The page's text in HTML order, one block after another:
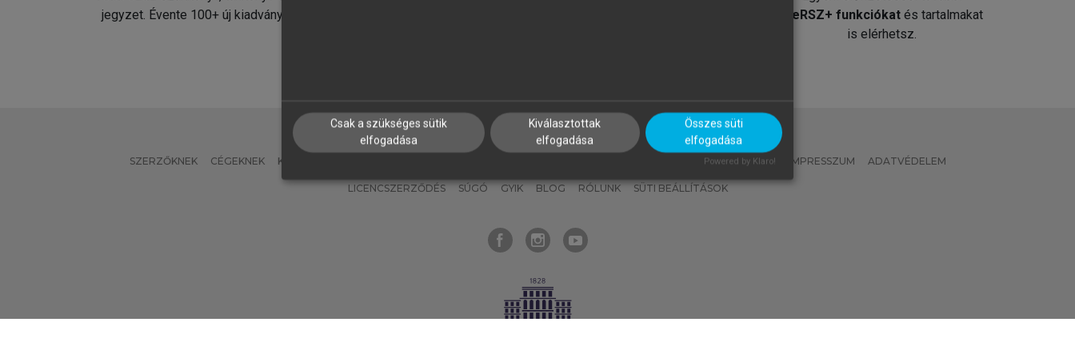
jegyzet. Évente 100+ új kiadvány.
MeRSZ+ funkciókat és tartalmakat
is elérhetsz.
SZERZŐKNEK CÉGEKNEK KÖNYVTÁROSOKNAK MI – ÁLTALÁNOS IRÁNYELVEK IMPRESSZUM ADATVÉDELEM
LICENCSZERZŐDÉS SÚGÓ GYIK BLOG RÓLUNK SÜTI BEÁLLÍTÁSOK
Csak a szükséges sütik
elfogadása
Kiválasztottak
elfogadása
Összes süti
elfogadása
Powered by Klaro!